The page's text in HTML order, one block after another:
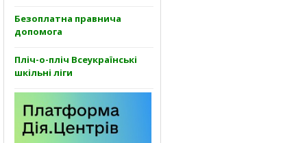
Безоплатна правнича
допомога
Пліч-о-пліч Всеукраїнські
шкільні ліги